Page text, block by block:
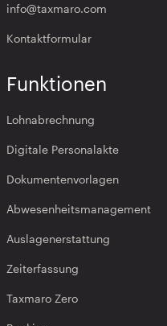
info@taxmaro.com
Kontaktformular
Funktionen
Lohnabrechnung
Digitale Personalakte
Dokumentenvorlagen
Abwesenheitsmanagement
Auslagenerstattung
Zeiterfassung
Taxmaro Zero